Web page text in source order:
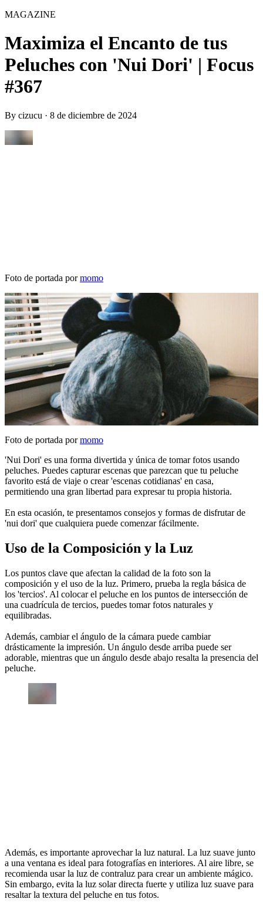
MAGAZINE
Maximiza el Encanto de tus
Peluches con 'Nui Dori' | Focus
#367
By cizucu · 8 de diciembre de 2024
Foto de portada pormomo
Foto de portada pormomo
'Nui Dori' es una forma divertida y única de tomar fotos usando
peluches. Puedes capturar escenas que parezcan que tu peluche
favorito está de viaje o crear 'escenas cotidianas' en casa,
permitiendo una gran libertad para expresar tu propia historia.
En esta ocasión, te presentamos consejos y formas de disfrutar de
'nui dori' que cualquiera puede comenzar fácilmente.
Uso de la Composición y la Luz
Los puntos clave que afectan la calidad de la foto son la
composición y el uso de la luz. Primero, prueba la regla básica de
los 'tercios'. Al colocar el peluche en los puntos de intersección de
una cuadrícula de tercios, puedes tomar fotos naturales y
equilibradas.
Además, cambiar el ángulo de la cámara puede cambiar
drásticamente la impresión. Un ángulo desde arriba puede ser
adorable, mientras que un ángulo desde abajo resalta la presencia del
peluche.
Además, es importante aprovechar la luz natural. La luz suave junto
a una ventana es ideal para fotografías en interiores. Al aire libre, se
recomienda usar la luz de contraluz para crear un ambiente mágico.
Sin embargo, evita la luz solar directa fuerte y utiliza luz suave para
resaltar la textura del peluche en tus fotos.